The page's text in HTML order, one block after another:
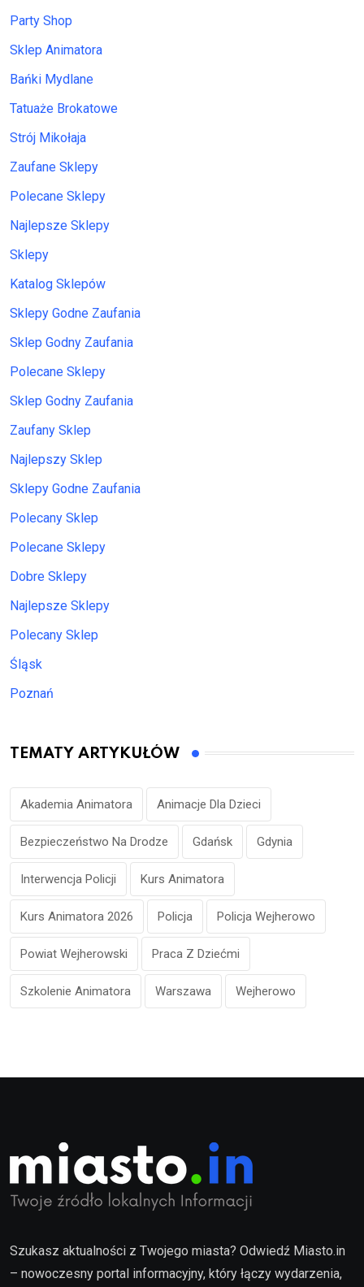
Party Shop
Sklep Animatora
Bańki Mydlane
Tatuaże Brokatowe
Strój Mikołaja
Zaufane Sklepy
Polecane Sklepy
Najlepsze Sklepy
Sklepy
Katalog Sklepów
Sklepy Godne Zaufania
Sklep Godny Zaufania
Polecane Sklepy
Sklep Godny Zaufania
Zaufany Sklep
Najlepszy Sklep
Sklepy Godne Zaufania
Polecany Sklep
Polecane Sklepy
Dobre Sklepy
Najlepsze Sklepy
Polecany Sklep
Śląsk
Poznań
TEMATY ARTYKUŁÓW
Akademia Animatora Animacje Dla Dzieci
Bezpieczeństwo Na Drodze Gdańsk Gdynia
Interwencja Policji Kurs Animatora
Kurs Animatora 2026 Policja Policja Wejherowo
Powiat Wejherowski Praca Z Dziećmi
Szkolenie Animatora Warszawa Wejherowo
Szukasz aktualności z Twojego miasta? Odwiedź Miasto.in
– nowoczesny portal informacyjny, który łączy wydarzenia,